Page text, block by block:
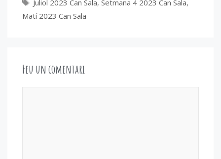
Juliol 2023 Can Sala, Setmana 4 2023 Can Sala,
Matí 2023 Can Sala
Feu un comentari